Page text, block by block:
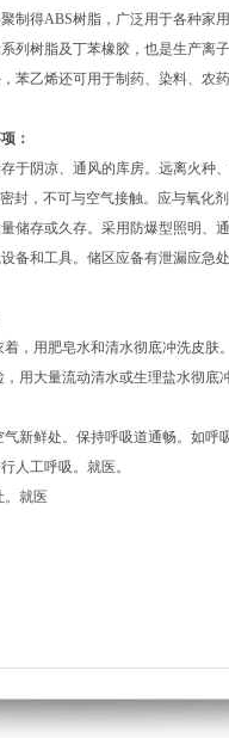
制得ABS树脂，广泛用于各种家
列树脂及丁苯橡胶，也是生产离
苯乙烯还可用于制药、染料、农
：
于阴凉、通风的库房。远离火种
封，不可与空气接触。应与氧化
储存或久存。采用防爆型照明、
备和工具。储区应备有泄漏应急
，用肥皂水和清水彻底冲洗皮肤。
用大量流动清水或生理盐水彻底
新鲜处。保持呼吸道通畅。如呼
人工呼吸。就医。
。就医